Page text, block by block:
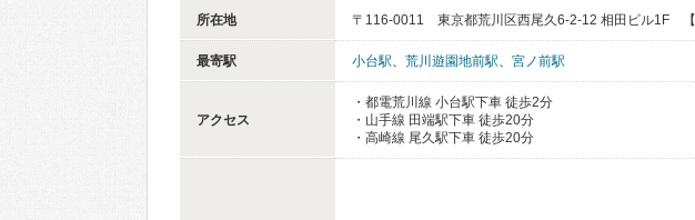
所在地 〒116-0011 東京都荒川区西尾久6-2-12 相田ビル1F 【
最寄駅 小台駅、 荒川遊園地前駅、 宮ノ前駅
アクセス
・都電荒川線 小台駅下車 徒歩2分
・山手線 田端駅下車 徒歩20分
・高崎線 尾久駅下車 徒歩20分